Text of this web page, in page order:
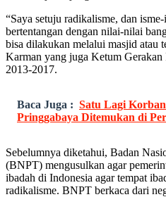
“Saya setuju radikalisme, dan
bertentangan dengan nilai-nilai
bisa dilakukan melalui masjid atau
Karman yang juga Ketum
2013-2017.
Baca Juga : Satu Lagi
Pringgabaya Ditemukan di
Sebelumnya diketahui, Badan
(BNPT) mengusulkan agar
ibadah di Indonesia agar tempat
radikalisme. BNPT berkaca dari